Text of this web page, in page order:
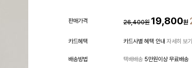
판매가격 26,400원 19,800원
카드혜택 카드사별 혜택 안내 자세히 보기
배송방법 택배배송 5만원이상 무료배송